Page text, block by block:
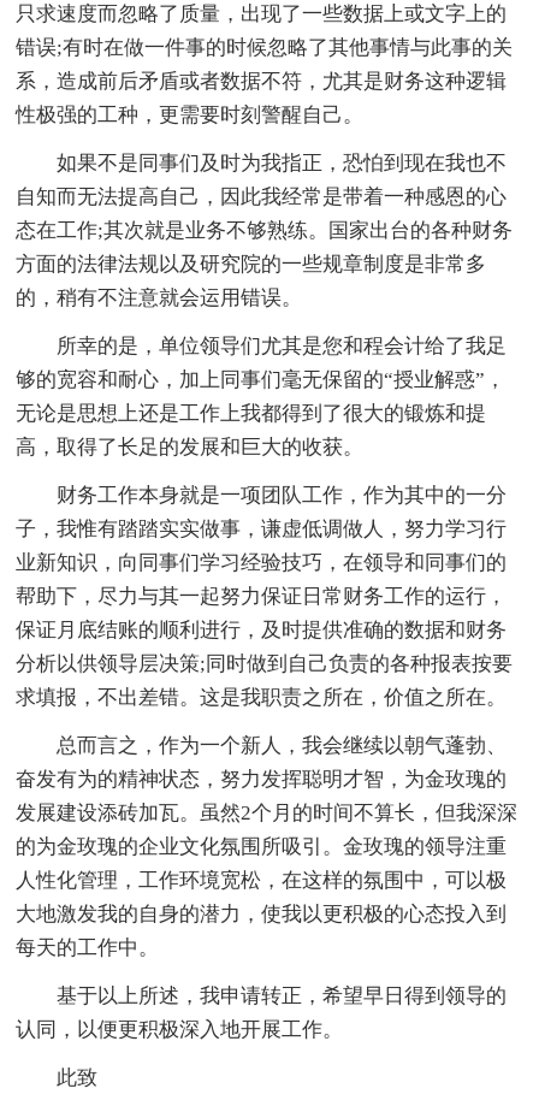
只求速度而忽略了质量，出现了一些数据上或文字上的
错误;有时在做一件事的时候忽略了其他事情与此事的关
系，造成前后矛盾或者数据不符，尤其是财务这种逻辑
性极强的工种，更需要时刻警醒自己。
如果不是同事们及时为我指正，恐怕到现在我也不
自知而无法提高自己，因此我经常是带着一种感恩的心
态在工作;其次就是业务不够熟练。国家出台的各种财务
方面的法律法规以及研究院的一些规章制度是非常多
的，稍有不注意就会运用错误。
所幸的是，单位领导们尤其是您和程会计给了我足
够的宽容和耐心，加上同事们毫无保留的“授业解惑”，
无论是思想上还是工作上我都得到了很大的锻炼和提
高，取得了长足的发展和巨大的收获。
财务工作本身就是一项团队工作，作为其中的一分
子，我惟有踏踏实实做事，谦虚低调做人，努力学习行
业新知识，向同事们学习经验技巧，在领导和同事们的
帮助下，尽力与其一起努力保证日常财务工作的运行，
保证月底结账的顺利进行，及时提供准确的数据和财务
分析以供领导层决策;同时做到自己负责的各种报表按要
求填报，不出差错。这是我职责之所在，价值之所在。
总而言之，作为一个新人，我会继续以朝气蓬勃、
奋发有为的精神状态，努力发挥聪明才智，为金玫瑰的
发展建设添砖加瓦。虽然2个月的时间不算长，但我深深
的为金玫瑰的企业文化氛围所吸引。金玫瑰的领导注重
人性化管理，工作环境宽松，在这样的氛围中，可以极
大地激发我的自身的潜力，使我以更积极的心态投入到
每天的工作中。
基于以上所述，我申请转正，希望早日得到领导的
认同，以便更积极深入地开展工作。
此致